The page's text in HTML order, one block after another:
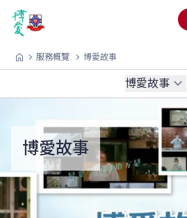
服務概覽 博愛故事
博愛故事
博愛故事